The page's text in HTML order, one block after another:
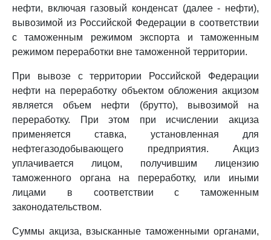
нефти, включая газовый конденсат (далее - нефти),
вывозимой из Российской Федерации в соответствии
с таможенным режимом экспорта и таможенным
режимом переработки вне таможенной территории.
При вывозе с территории Российской Федерации
нефти на переработку объектом обложения акцизом
является объем нефти (брутто), вывозимой на
переработку. При этом при исчислении акциза
применяется ставка, установленная для
нефтегазодобывающего предприятия. Акциз
уплачивается лицом, получившим лицензию
таможенного органа на переработку, или иными
лицами в соответствии с таможенным
законодательством.
Суммы акциза, взысканные таможенными органами,